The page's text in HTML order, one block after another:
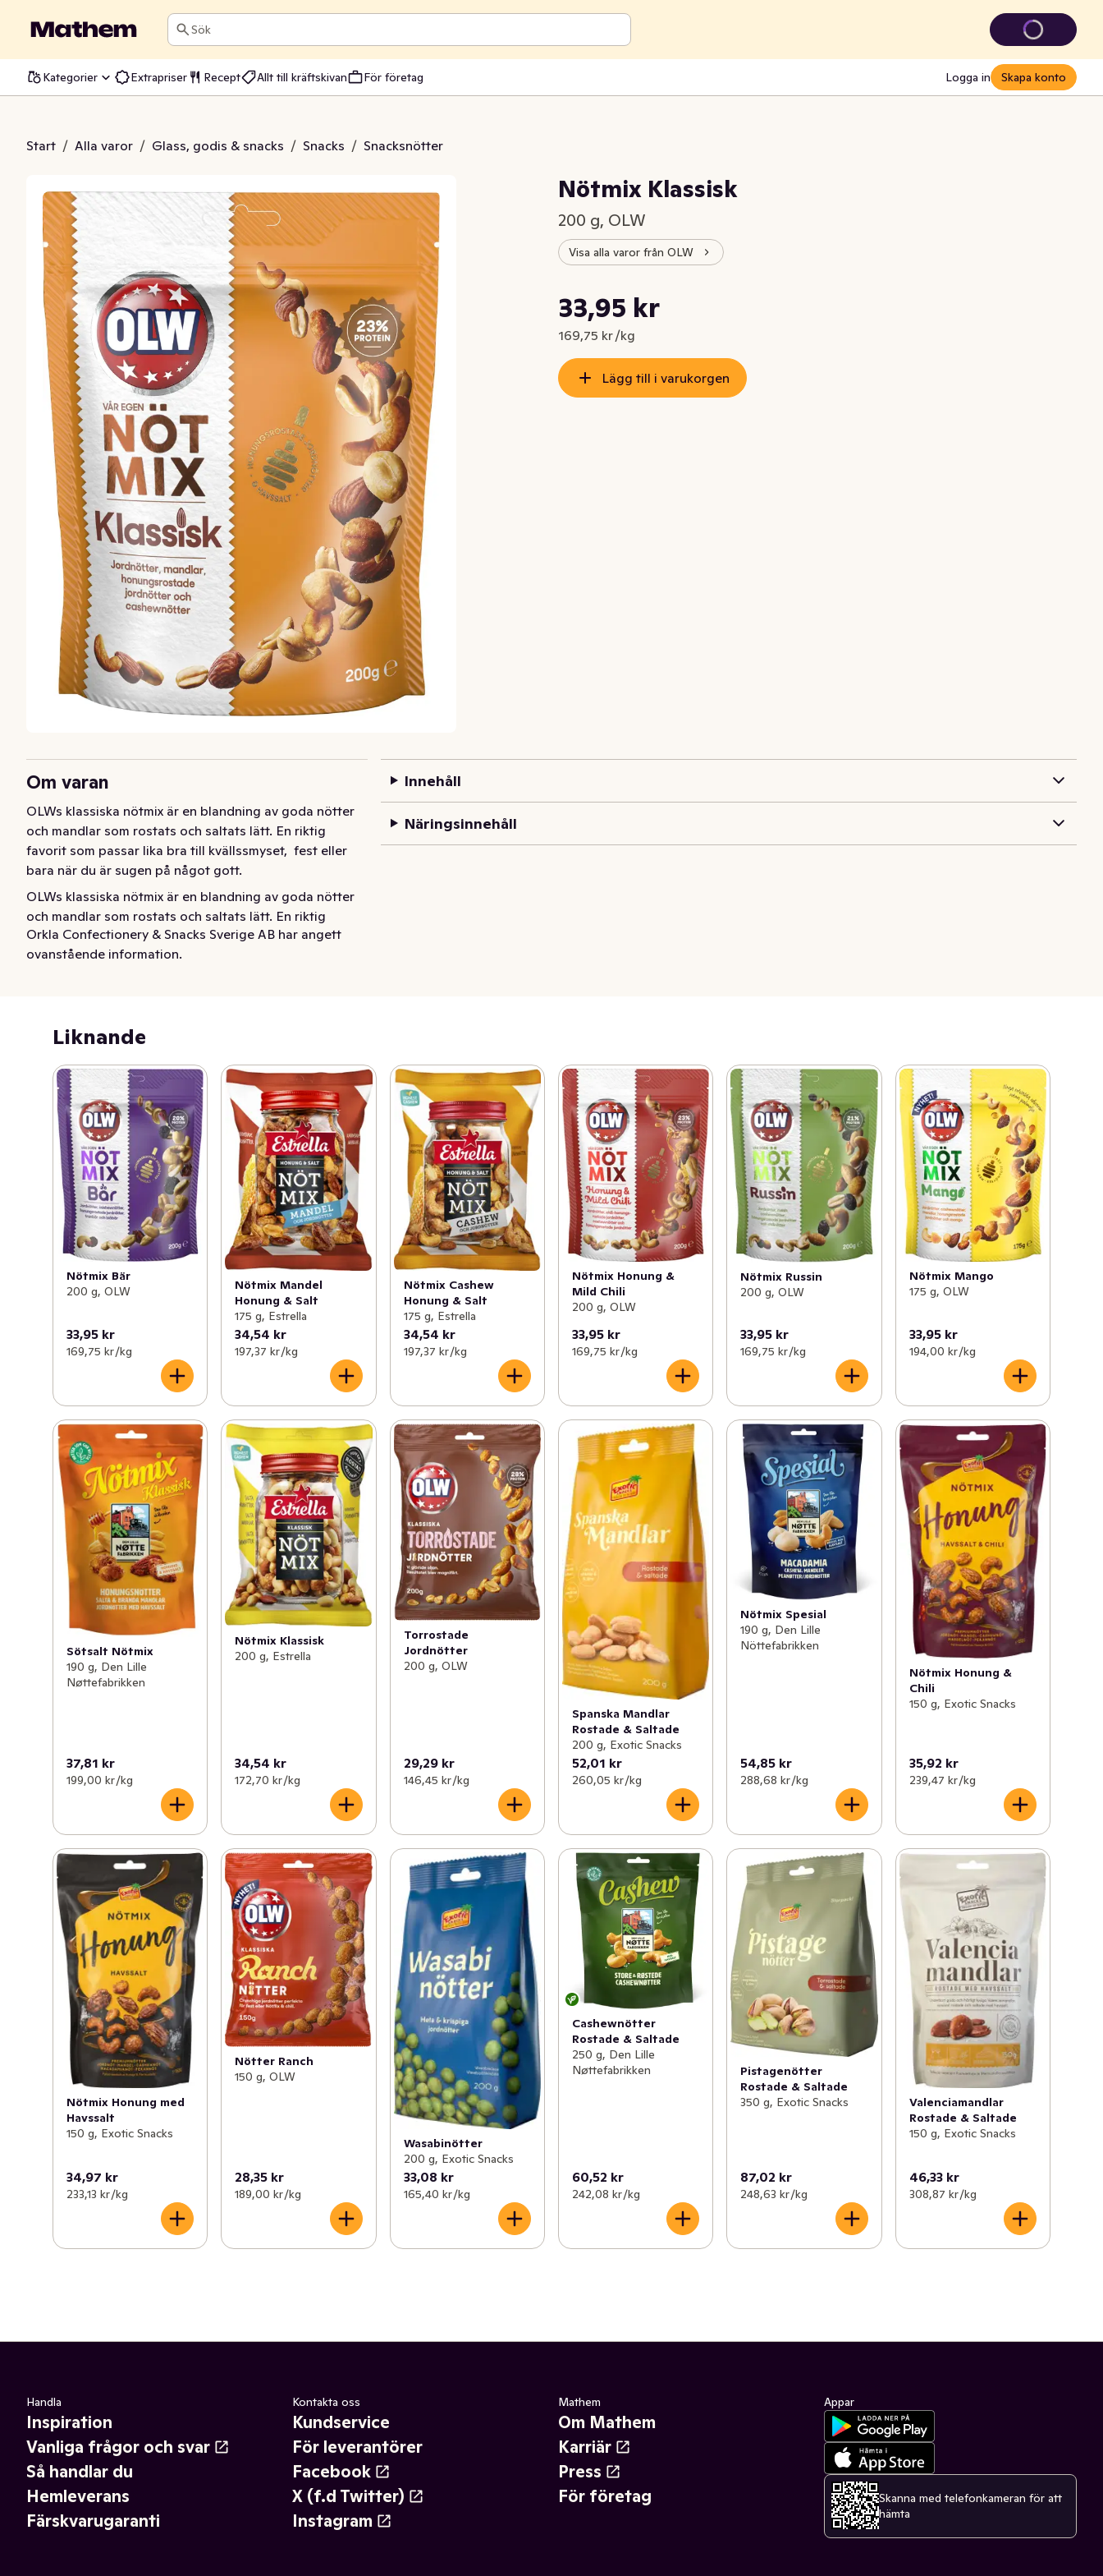
Sök
Kategorier Extrapriser Recept Allt till kräftskivan För företag Logga in Skapa konto
Start / Alla varor / Glass, godis & snacks / Snacks / Snacksnötter
Klassisk
Nötmix Klassisk
200 g, OLW
Visa alla varor från OLW
Nuvarande pris är: 33,95 kr
33,95 kr
169,75 kr /kg
Styckpris: 169,75 kr /kg
Lägg till i varukorgen
Om varan
OLWs klassiska nötmix är en blandning av goda nötter
och mandlar som rostats och saltats lätt. En riktig
favorit som passar lika bra till kvällssmyset,  fest eller
bara när du är sugen på något gott.
OLWs klassiska nötmix är en blandning av goda nötter
och mandlar som rostats och saltats lätt. En riktig
favorit som passar lika bra till kvällssmyset,  fest eller
bara när du är sugen på något gott.
Orkla Confectionery & Snacks Sverige AB har angett
ovanstående information.
Innehåll
Näringsinnehåll
Liknande
Nötmix Bär
200 g, OLW
33,95 kr
169,75 kr /kg
Nötmix Mandel
Honung & Salt
175 g, Estrella
34,54 kr
197,37 kr /kg
Nötmix Cashew
Honung & Salt
175 g, Estrella
34,54 kr
197,37 kr /kg
Nötmix Honung &
Mild Chili
200 g, OLW
33,95 kr
169,75 kr /kg
Nötmix Russin
200 g, OLW
33,95 kr
169,75 kr /kg
Nötmix Mango
175 g, OLW
33,95 kr
194,00 kr /kg
Sötsalt Nötmix
190 g, Den Lille
Nøttefabrikken
37,81 kr
199,00 kr /kg
Nötmix Klassisk
200 g, Estrella
34,54 kr
172,70 kr /kg
Torrostade
Jordnötter
200 g, OLW
29,29 kr
146,45 kr /kg
Spanska Mandlar
Rostade & Saltade
200 g, Exotic Snacks
52,01 kr
260,05 kr /kg
Nötmix Spesial
190 g, Den Lille
Nöttefabrikken
54,85 kr
288,68 kr /kg
Nötmix Honung &
Chili
150 g, Exotic Snacks
35,92 kr
239,47 kr /kg
Nötmix Honung med
Havssalt
150 g, Exotic Snacks
34,97 kr
233,13 kr /kg
Nötter Ranch
150 g, OLW
28,35 kr
189,00 kr /kg
Wasabinötter
200 g, Exotic Snacks
33,08 kr
165,40 kr /kg
Cashewnötter
Rostade & Saltade
250 g, Den Lille
Nøttefabrikken
60,52 kr
242,08 kr /kg
Pistagenötter
Rostade & Saltade
350 g, Exotic Snacks
87,02 kr
248,63 kr /kg
Valenciamandlar
Rostade & Saltade
150 g, Exotic Snacks
46,33 kr
308,87 kr /kg
Handla
Inspiration
Vanliga frågor och svar
Så handlar du
Hemleverans
Färskvarugaranti
Kontakta oss
Kundservice
För leverantörer
Facebook
X (f.d Twitter)
Instagram
Mathem
Om Mathem
Karriär
Press
För företag
Appar
Skanna med telefonkameran för att
hämta